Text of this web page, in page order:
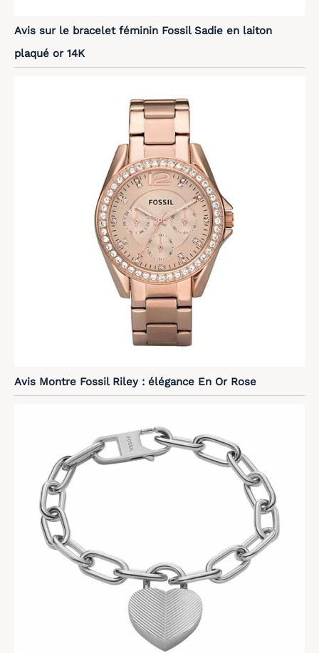
Avis sur le bracelet féminin Fossil Sadie en laiton
plaqué or 14K
Avis Montre Fossil Riley : élégance En Or Rose